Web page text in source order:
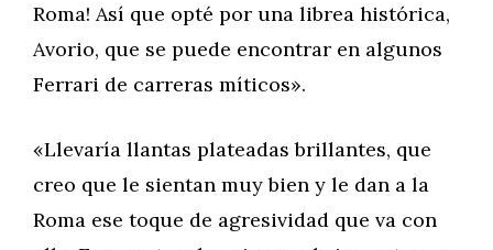
Roma! Así que opté por una librea histórica,
Avorio, que se puede encontrar en algunos
Ferrari de carreras míticos».
«Llevaría llantas plateadas brillantes, que
creo que le sientan muy bien y le dan a la
Roma ese toque de agresividad que va con